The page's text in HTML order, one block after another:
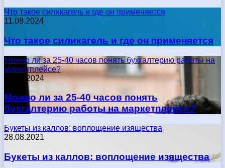
Что такое силикагель и где он применяется
11.08.2024
Что такое силикагель и где он применяется
Можно ли за 25-40 часов понять бухгалтерию работы на
маркетплейсе?
17.05.2024
Можно ли за 25-40 часов понять
бухгалтерию работы на маркетплейсе?
Букеты из каллов: воплощение изящества
28.08.2021
Букеты из каллов: воплощение изящества